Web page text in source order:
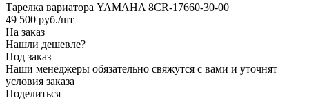
Тарелка вариатора YAMAHA 8CR-17660-30-00
49 500 руб./шт
На заказ
Нашли дешевле?
Под заказ
Наши менеджеры обязательно свяжутся с вами и уточнят
условия заказа
Поделиться